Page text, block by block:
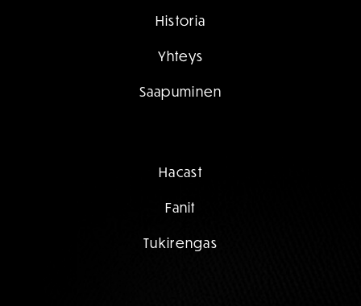
Historia
Yhteys
Saapuminen
Hacast
Fanit
Tukirengas